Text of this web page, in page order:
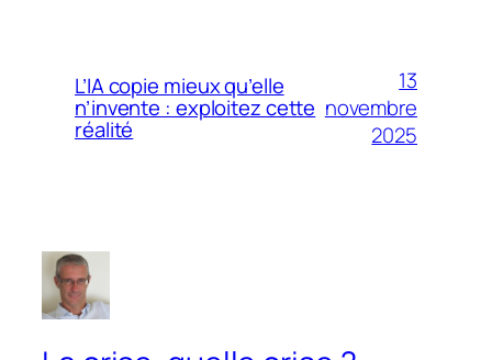
L’IA copie mieux qu’elle
n’invente : exploitez cette
réalité
13
novembre
2025